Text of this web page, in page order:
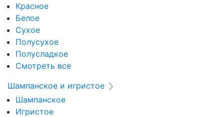
Красное
Белое
Сухое
Полусухое
Полусладкое
Смотреть все
Шампанское и игристое
Шампанское
Игристое